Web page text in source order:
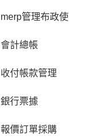
merp管理布政使
會計總帳
收付帳款管理
銀行票據
報價訂單採購